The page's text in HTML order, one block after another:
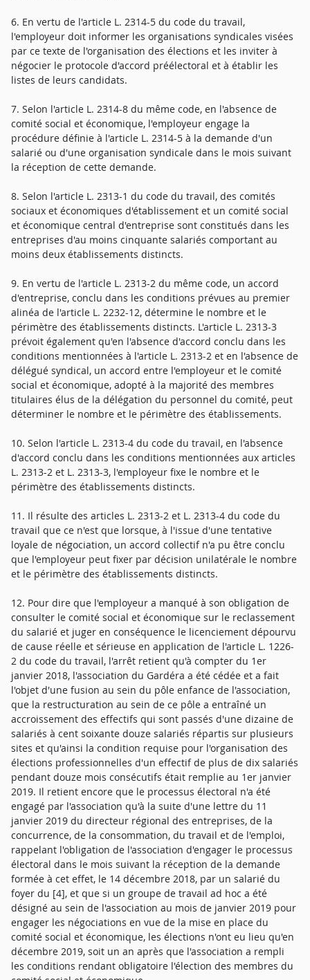
6. En vertu de l'article L. 2314-5 du code du travail,
l'employeur doit informer les organisations syndicales visées
par ce texte de l'organisation des élections et les inviter à
négocier le protocole d'accord préélectoral et à établir les
listes de leurs candidats.
7. Selon l'article L. 2314-8 du même code, en l'absence de
comité social et économique, l'employeur engage la
procédure définie à l'article L. 2314-5 à la demande d'un
salarié ou d'une organisation syndicale dans le mois suivant
la réception de cette demande.
8. Selon l'article L. 2313-1 du code du travail, des comités
sociaux et économiques d'établissement et un comité social
et économique central d'entreprise sont constitués dans les
entreprises d'au moins cinquante salariés comportant au
moins deux établissements distincts.
9. En vertu de l'article L. 2313-2 du même code, un accord
d'entreprise, conclu dans les conditions prévues au premier
alinéa de l'article L. 2232-12, détermine le nombre et le
périmètre des établissements distincts. L'article L. 2313-3
prévoit également qu'en l'absence d'accord conclu dans les
conditions mentionnées à l'article L. 2313-2 et en l'absence de
délégué syndical, un accord entre l'employeur et le comité
social et économique, adopté à la majorité des membres
titulaires élus de la délégation du personnel du comité, peut
déterminer le nombre et le périmètre des établissements.
10. Selon l'article L. 2313-4 du code du travail, en l'absence
d'accord conclu dans les conditions mentionnées aux articles
L. 2313-2 et L. 2313-3, l'employeur fixe le nombre et le
périmètre des établissements distincts.
11. Il résulte des articles L. 2313-2 et L. 2313-4 du code du
travail que ce n'est que lorsque, à l'issue d'une tentative
loyale de négociation, un accord collectif n'a pu être conclu
que l'employeur peut fixer par décision unilatérale le nombre
et le périmètre des établissements distincts.
12. Pour dire que l'employeur a manqué à son obligation de
consulter le comité social et économique sur le reclassement
du salarié et juger en conséquence le licenciement dépourvu
de cause réelle et sérieuse en application de l'article L. 1226-
2 du code du travail, l'arrêt retient qu'à compter du 1er
janvier 2018, l'association du Gardéra a été cédée et a fait
l'objet d'une fusion au sein du pôle enfance de l'association,
que la restructuration au sein de ce pôle a entraîné un
accroissement des effectifs qui sont passés d'une dizaine de
salariés à cent soixante douze salariés répartis sur plusieurs
sites et qu'ainsi la condition requise pour l'organisation des
élections professionnelles d'un effectif de plus de dix salariés
pendant douze mois consécutifs était remplie au 1er janvier
2019. Il retient encore que le processus électoral n'a été
engagé par l'association qu'à la suite d'une lettre du 11
janvier 2019 du directeur régional des entreprises, de la
concurrence, de la consommation, du travail et de l'emploi,
rappelant l'obligation de l'association d'engager le processus
électoral dans le mois suivant la réception de la demande
formée à cet effet, le 14 décembre 2018, par un salarié du
foyer du [4], et que si un groupe de travail ad hoc a été
désigné au sein de l'association au mois de janvier 2019 pour
engager les négociations en vue de la mise en place du
comité social et économique, les élections n'ont eu lieu qu'en
décembre 2019, soit un an après que l'association a rempli
les conditions rendant obligatoire l'élection des membres du